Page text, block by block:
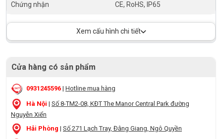
Chứng nhận CE, RoHS, IP65
Xem cấu hình chi tiết
Cửa hàng có sản phẩm
0931245596 | Hotline mua hàng
Hà Nội | Số 8-TM2-08, KĐT The Manor Central Park đường
Nguyễn Xiển
Hải Phòng | Số 271 Lạch Tray, Đằng Giang, Ngô Quyền